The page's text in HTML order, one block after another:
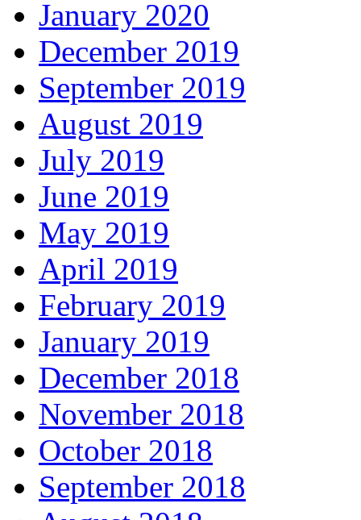
January 2020
December 2019
September 2019
August 2019
July 2019
June 2019
May 2019
April 2019
February 2019
January 2019
December 2018
November 2018
October 2018
September 2018